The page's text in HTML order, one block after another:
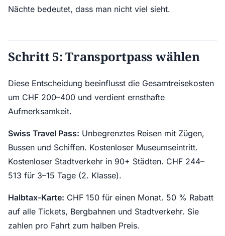
Nächte bedeutet, dass man nicht viel sieht.
Schritt 5: Transportpass wählen
Diese Entscheidung beeinflusst die Gesamtreisekosten
um CHF 200–400 und verdient ernsthafte
Aufmerksamkeit.
Swiss Travel Pass: Unbegrenztes Reisen mit Zügen,
Bussen und Schiffen. Kostenloser Museumseintritt.
Kostenloser Stadtverkehr in 90+ Städten. CHF 244–
513 für 3–15 Tage (2. Klasse).
Halbtax-Karte: CHF 150 für einen Monat. 50 % Rabatt
auf alle Tickets, Bergbahnen und Stadtverkehr. Sie
zahlen pro Fahrt zum halben Preis.